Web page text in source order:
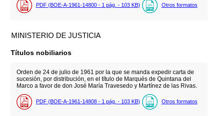
PDF (BOE-A-1961-14800 - 1 pág. - 103 KB) Otros formatos
MINISTERIO DE JUSTICIA
Títulos nobiliarios
Orden de 24 de julio de 1961 por la que se manda expedir carta de
sucesión, por distribución, en el título de Marqués de Quintana del
Marco a favor de don José María Travesedo y Martínez de las Rivas.
PDF (BOE-A-1961-14808 - 1 pág. - 103 KB) Otros formatos